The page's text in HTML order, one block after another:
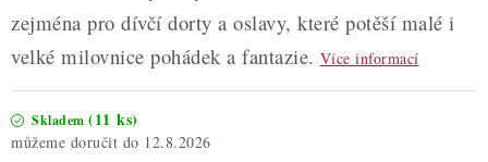
zejména pro dívčí dorty a oslavy, které potěší malé i
velké milovnice pohádek a fantazie. Více informací
Skladem (11 ks)
12.8.2026